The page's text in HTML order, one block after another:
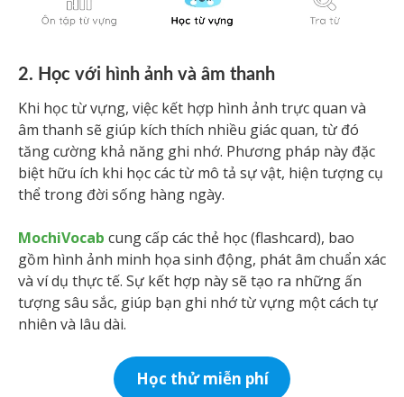
2. Học với hình ảnh và âm thanh
Khi học từ vựng, việc kết hợp hình ảnh trực quan và
âm thanh sẽ giúp kích thích nhiều giác quan, từ đó
tăng cường khả năng ghi nhớ. Phương pháp này đặc
biệt hữu ích khi học các từ mô tả sự vật, hiện tượng cụ
thể trong đời sống hàng ngày.
MochiVocab cung cấp các thẻ học (flashcard), bao
gồm hình ảnh minh họa sinh động, phát âm chuẩn xác
và ví dụ thực tế. Sự kết hợp này sẽ tạo ra những ấn
tượng sâu sắc, giúp bạn ghi nhớ từ vựng một cách tự
nhiên và lâu dài.
Học thử miễn phí